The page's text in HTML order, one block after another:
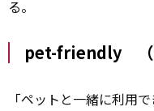
る。
pet-friendly （
「ペットと一緒に利用